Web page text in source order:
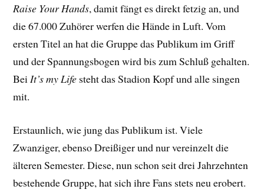
Raise Your Hands, damit fängt es direkt fetzig an, und
die 67.000 Zuhörer werfen die Hände in Luft. Vom
ersten Titel an hat die Gruppe das Publikum im Griff
und der Spannungsbogen wird bis zum Schluß gehalten.
Bei It’s my Life steht das Stadion Kopf und alle singen
mit.
Erstaunlich, wie jung das Publikum ist. Viele
Zwanziger, ebenso Dreißiger und nur vereinzelt die
älteren Semester. Diese, nun schon seit drei Jahrzehnten
bestehende Gruppe, hat sich ihre Fans stets neu erobert.